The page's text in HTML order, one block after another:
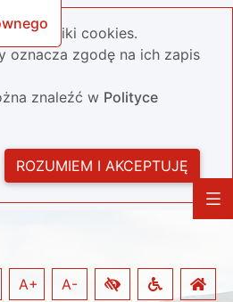
pliki cookies.
oznacza zgodę na ich zapis
znaleźć w Polityce
ROZUMIEM I AKCEPTUJĘ
A+ A-